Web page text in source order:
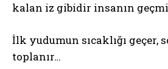
kalan iz gibidir insanın
İlk yudumun sıcaklığı geçer,
toplanır…